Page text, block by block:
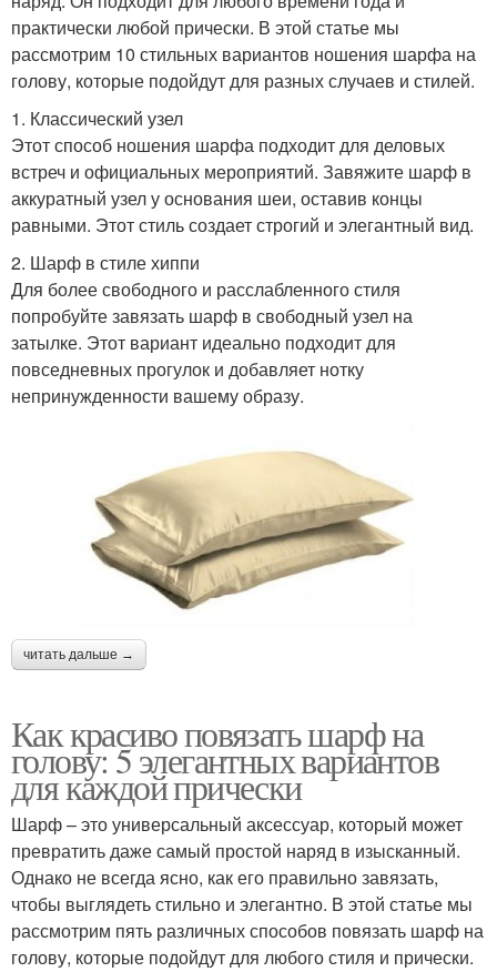
практически любой прически. В этой статье мы
рассмотрим 10 стильных вариантов ношения шарфа на
голову, которые подойдут для разных случаев и стилей.
1. Классический узел
Этот способ ношения шарфа подходит для деловых
встреч и официальных мероприятий. Завяжите шарф в
аккуратный узел у основания шеи, оставив концы
равными. Этот стиль создает строгий и элегантный вид.
2. Шарф в стиле хиппи
Для более свободного и расслабленного стиля
попробуйте завязать шарф в свободный узел на
затылке. Этот вариант идеально подходит для
повседневных прогулок и добавляет нотку
непринужденности вашему образу.
читать дальше →
Как красиво повязать шарф на
голову: 5 элегантных вариантов
для каждой прически
Шарф – это универсальный аксессуар, который может
превратить даже самый простой наряд в изысканный.
Однако не всегда ясно, как его правильно завязать,
чтобы выглядеть стильно и элегантно. В этой статье мы
рассмотрим пять различных способов повязать шарф на
голову, которые подойдут для любого стиля и прически.